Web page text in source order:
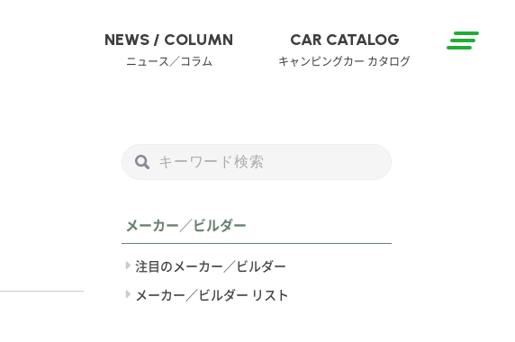
NEWS / COLUMN
ニュース／コラム
CAR CATALOG
キャンピングカー カタログ
メーカー／ビルダー
注目のメーカー／ビルダー
メーカー／ビルダー リスト